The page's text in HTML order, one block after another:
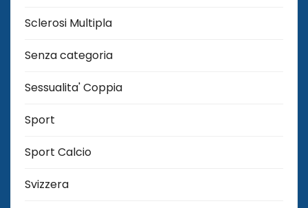
Sclerosi Multipla
Senza categoria
Sessualita' Coppia
Sport
Sport Calcio
Svizzera